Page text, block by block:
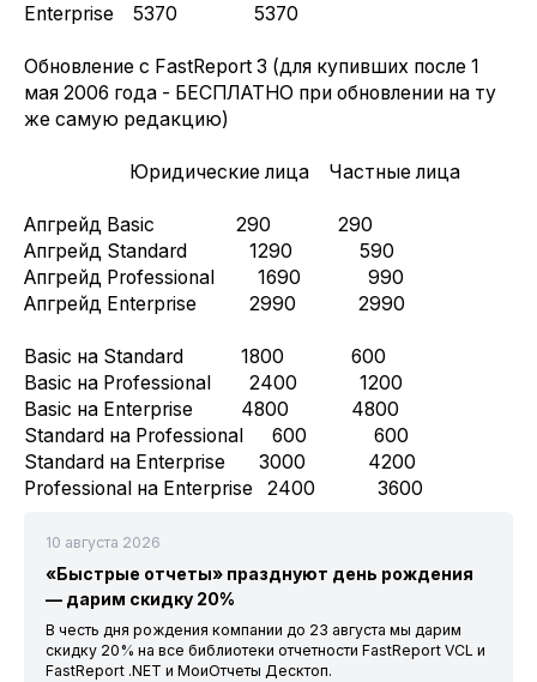
Enterprise 5370 5370
Обновление с FastReport 3 (для купивших после 1
мая 2006 года - БЕСПЛАТНО при обновлении на ту
же самую редакцию)
Юридические лица Частные лица
Апгрейд Basic 290 290
Апгрейд Standard 1290 590
Апгрейд Professional 1690 990
Апгрейд Enterprise 2990 2990
Basic на Standard 1800 600
Basic на Professional 2400 1200
Basic на Enterprise 4800 4800
Standard на Professional 600 600
Standard на Enterprise 3000 4200
Professional на Enterprise 2400 3600
10 августа 2026
«Быстрые отчеты» празднуют день рождения
— дарим скидку 20%
В честь дня рождения компании до 23 августа мы дарим
скидку 20% на все библиотеки отчетности FastReport VCL и
FastReport .NET и МоиОтчеты Десктоп.